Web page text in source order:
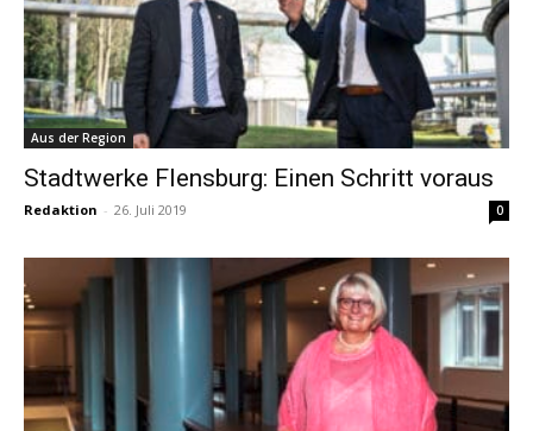
Aus der Region
Stadtwerke Flensburg: Einen Schritt voraus
Redaktion - 26. Juli 2019 0